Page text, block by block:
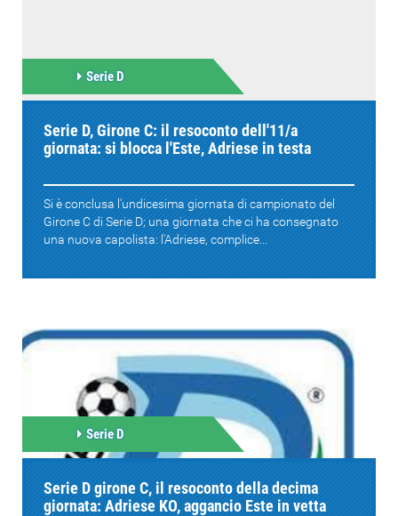
Serie D
Serie D, Girone C: il resoconto dell'11/a
giornata: si blocca l'Este, Adriese in testa
Si è conclusa l'undicesima giornata di campionato del
Girone C di Serie D; una giornata che ci ha consegnato
una nuova capolista: l'Adriese, complice...
Serie D
Serie D girone C, il resoconto della decima
giornata: Adriese KO, aggancio Este in vetta